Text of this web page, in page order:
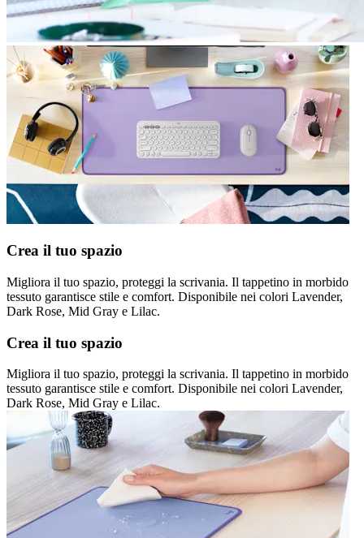
Crea il tuo spazio
Migliora il tuo spazio, proteggi la scrivania. Il tappetino in morbido
tessuto garantisce stile e comfort. Disponibile nei colori Lavender,
Dark Rose, Mid Gray e Lilac.
Crea il tuo spazio
Migliora il tuo spazio, proteggi la scrivania. Il tappetino in morbido
tessuto garantisce stile e comfort. Disponibile nei colori Lavender,
Dark Rose, Mid Gray e Lilac.